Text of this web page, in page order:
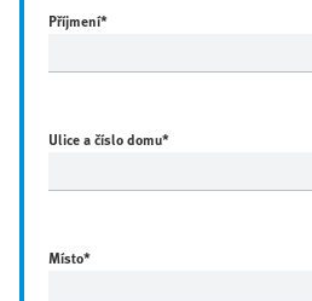
Příjmení*
Ulice a číslo domu*
Místo*